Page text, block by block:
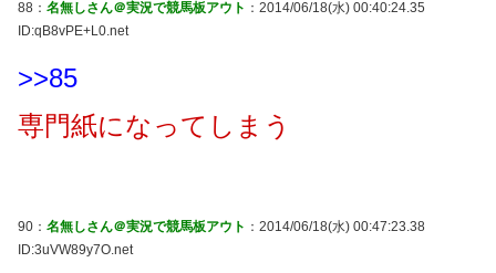
88： 名無しさん＠実況で競馬板アウト ：2014/06/18(水) 00:40:24.35
ID:qB8vPE+L0.net
>>85
専門紙になってしまう
90： 名無しさん＠実況で競馬板アウト ：2014/06/18(水) 00:47:23.38
ID:3uVW89y7O.net